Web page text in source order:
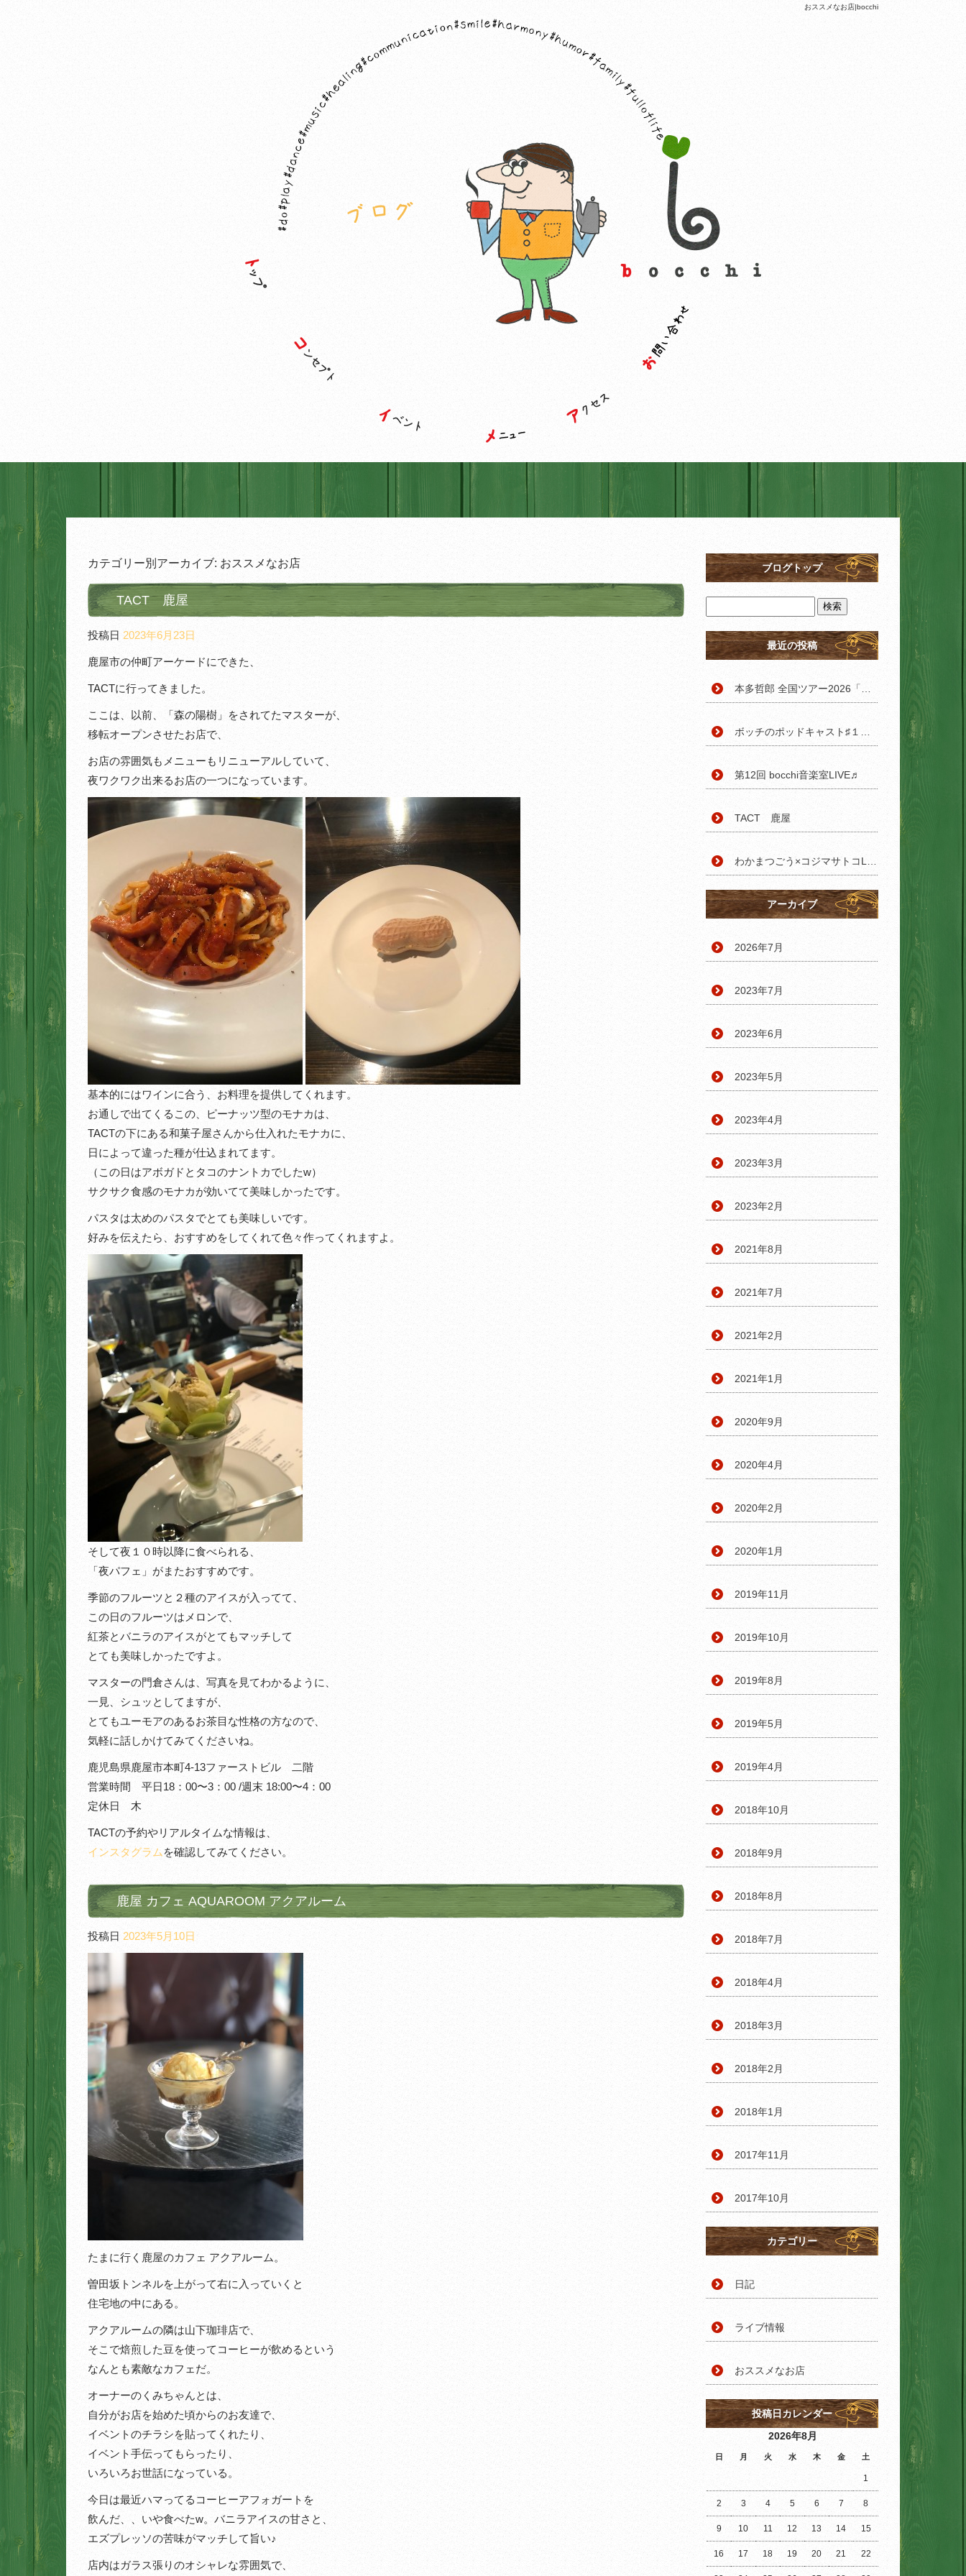
おススメなお店|bocchi
カテゴリー別アーカイブ: おススメなお店
TACT 鹿屋
投稿日 2023年6月23日
鹿屋市の仲町アーケードにできた、
TACTに行ってきました。
ここは、以前、「森の陽樹」をされてたマスターが、
移転オープンさせたお店で、
お店の雰囲気もメニューもリニューアルしていて、
夜ワクワク出来るお店の一つになっています。
基本的にはワインに合う、お料理を提供してくれます。
お通しで出てくるこの、ピーナッツ型のモナカは、
TACTの下にある和菓子屋さんから仕入れたモナカに、
日によって違った種が仕込まれてます。
（この日はアボガドとタコのナントカでしたw）
サクサク食感のモナカが効いてて美味しかったです。
パスタは太めのパスタでとても美味しいです。
好みを伝えたら、おすすめをしてくれて色々作ってくれますよ。
そして夜１０時以降に食べられる、
「夜パフェ」がまたおすすめです。
季節のフルーツと２種のアイスが入ってて、
この日のフルーツはメロンで、
紅茶とバニラのアイスがとてもマッチして
とても美味しかったですよ。
マスターの門倉さんは、写真を見てわかるように、
一見、シュッとしてますが、
とてもユーモアのあるお茶目な性格の方なので、
気軽に話しかけてみてくださいね。
鹿児島県鹿屋市本町4-13ファーストビル 二階
営業時間 平日18：00〜3：00 /週末 18:00〜4：00
定休日 木
TACTの予約やリアルタイムな情報は、
インスタグラム を確認してみてください。
鹿屋 カフェ AQUAROOM アクアルーム
投稿日 2023年5月10日
たまに行く鹿屋のカフェ アクアルーム。
曽田坂トンネルを上がって右に入っていくと
住宅地の中にある。
アクアルームの隣は山下珈琲店で、
そこで焙煎した豆を使ってコーヒーが飲めるという
なんとも素敵なカフェだ。
オーナーのくみちゃんとは、
自分がお店を始めた頃からのお友達で、
イベントのチラシを貼ってくれたり、
イベント手伝ってもらったり、
いろいろお世話になっている。
今日は最近ハマってるコーヒーアフォガートを
飲んだ、、いや食べたw。バニラアイスの甘さと、
エズプレッソの苦味がマッチして旨い♪
店内はガラス張りのオシャレな雰囲気で、
ブログトップ
最近の投稿
第12回 bocchi音楽室LIVE♬
TACT 鹿屋
アーカイブ
2026年7月
2023年7月
2023年6月
2023年5月
2023年4月
2023年3月
2023年2月
2021年8月
2021年7月
2021年2月
2021年1月
2020年9月
2020年4月
2020年2月
2020年1月
2019年11月
2019年10月
2019年8月
2019年5月
2019年4月
2018年10月
2018年9月
2018年8月
2018年7月
2018年4月
2018年3月
2018年2月
2018年1月
2017年11月
2017年10月
カテゴリー
日記
ライブ情報
おススメなお店
投稿日カレンダー
2026年8月
日 月 火 水 木 金 土
1
2 3 4 5 6 7 8
9 10 11 12 13 14 15
16 17 18 19 20 21 22